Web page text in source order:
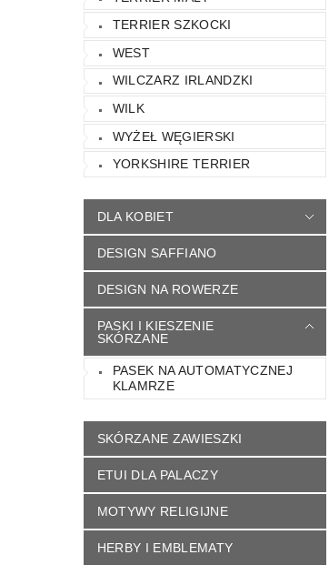
TERRIER SZKOCKI
WEST
WILCZARZ IRLANDZKI
WILK
WYŻEŁ WĘGIERSKI
YORKSHIRE TERRIER
DLA KOBIET
DESIGN SAFFIANO
DESIGN NA ROWERZE
PASKI I KIESZENIE
SKÓRZANE
PASEK NA AUTOMATYCZNEJ
KLAMRZE
SKÓRZANE ZAWIESZKI
ETUI DLA PALACZY
MOTYWY RELIGIJNE
HERBY I EMBLEMATY